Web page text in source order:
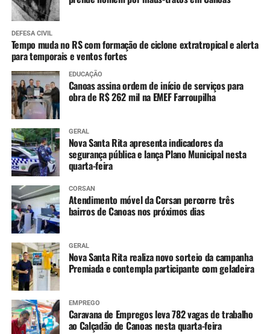
DEFESA CIVIL
Tempo muda no RS com formação de ciclone extratropical e alerta
para temporais e ventos fortes
EDUCAÇÃO
Canoas assina ordem de início de serviços para
obra de R$ 262 mil na EMEF Farroupilha
GERAL
Nova Santa Rita apresenta indicadores da
segurança pública e lança Plano Municipal nesta
quarta-feira
CORSAN
Atendimento móvel da Corsan percorre três
bairros de Canoas nos próximos dias
GERAL
Nova Santa Rita realiza novo sorteio da campanha
Premiada e contempla participante com geladeira
EMPREGO
Caravana de Empregos leva 782 vagas de trabalho
ao Calçadão de Canoas nesta quarta-feira